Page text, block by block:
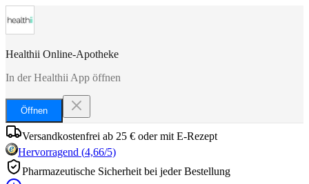
Healthii Online-Apotheke
In der Healthii App öffnen
Öffnen
Versandkostenfrei ab 25 € oder mit E-Rezept
Hervorragend (4,66/5)
Pharmazeutische Sicherheit bei jeder Bestellung